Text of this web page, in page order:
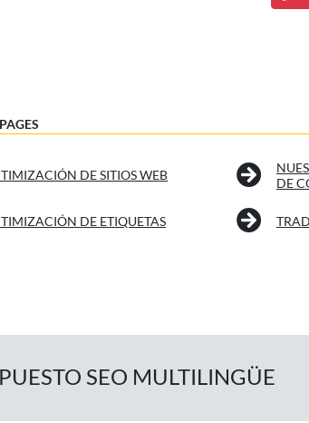
DE SITIOS WEB
DE
DE ETIQUETAS
SEO MULTILINGÜE